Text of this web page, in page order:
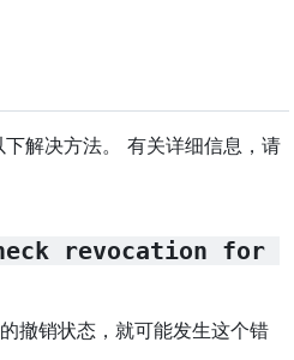
解决方法。 有关详细信息，请
revocation for
撤销状态，就可能发生这个错